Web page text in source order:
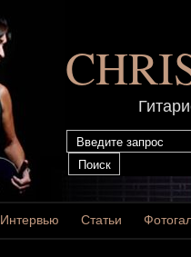
Интервью Статьи